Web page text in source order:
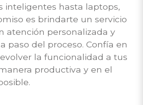
inteligentes hasta laptops,
es brindarte un servicio
atención personalizada y
paso del proceso. Confía en
la funcionalidad a tus
productiva y en el